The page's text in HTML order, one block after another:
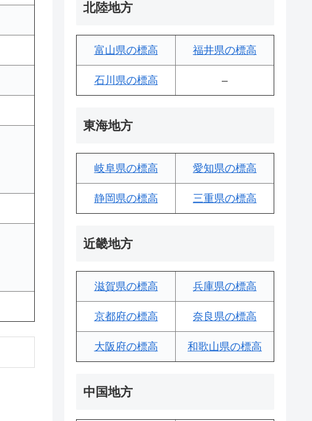
北陸地方
富山県の標高 福井県の標高
石川県の標高 –
東海地方
岐阜県の標高 愛知県の標高
静岡県の標高 三重県の標高
近畿地方
滋賀県の標高 兵庫県の標高
京都府の標高 奈良県の標高
大阪府の標高 和歌山県の標高
中国地方